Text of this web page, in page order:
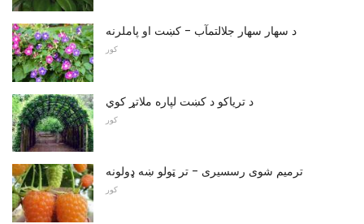
د سهار سهار جلالتمآب - کښت او پاملرنه
کور
د ترياکو د کښت لپاره ملاتړ کوي
کور
ترمیم شوی رسسیری - تر ټولو ښه ډولونه
کور